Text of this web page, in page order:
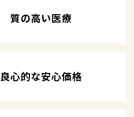
質の高い医療
良心的な安心価格